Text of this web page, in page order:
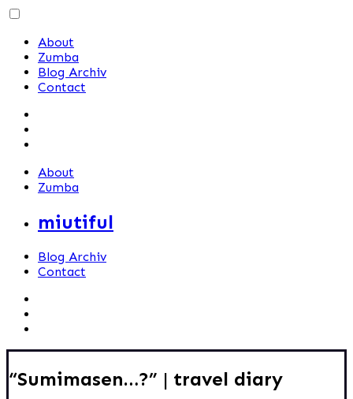
Skip
contentAbout
Zumba
Blog Archiv
Contact
About
Zumba
miutiful
Blog Archiv
Contact
“Sumimasen…?” | travel diary